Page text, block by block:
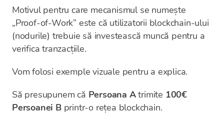
Motivul pentru care mecanismul se numește
„Proof-of-Work” este că utilizatorii blockchain-ului
(nodurile) trebuie să investească muncă pentru a
verifica tranzacțiile.
Vom folosi exemple vizuale pentru a explica.
Să presupunem că Persoana Atrimite 100€
Persoanei B printr-o rețea blockchain.